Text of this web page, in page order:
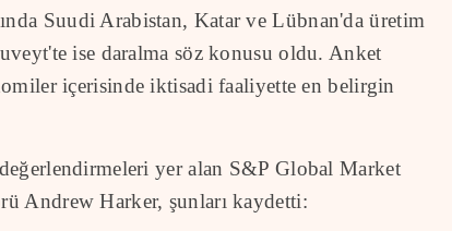
Suudi Arabistan, Katar ve Lübnan'da üretim
ise daralma söz konusu oldu. Anket
içerisinde iktisadi faaliyette en belirgin
yer alan S&P Global Market
Andrew Harker, şunları kaydetti: